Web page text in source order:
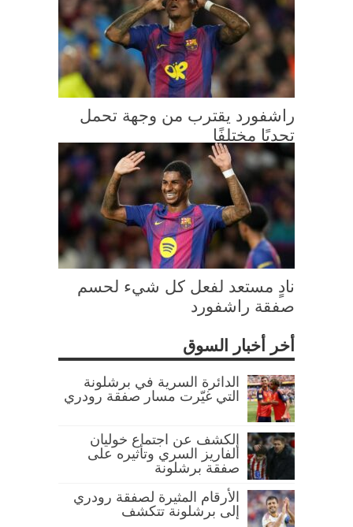
راشفورد يقترب من وجهة تحمل
تحديًا مختلفًا
نادٍ مستعد لفعل كل شيء لحسم
صفقة راشفورد
أخر أخبار السوق
الدائرة السرية في برشلونة
التي غيّرت مسار صفقة رودري
الكشف عن اجتماع خوليان
ألفاريز السري وتأثيره على
صفقة برشلونة
الأرقام المثيرة لصفقة رودري
إلى برشلونة تتكشف